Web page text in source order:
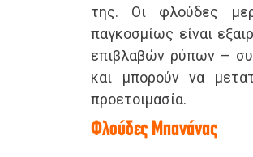
της. Οι φλούδες
παγκοσμίως είναι
επιβλαβών ρύπων –
και μπορούν να
προετοιμασία.
Φλούδες Μπανάνας